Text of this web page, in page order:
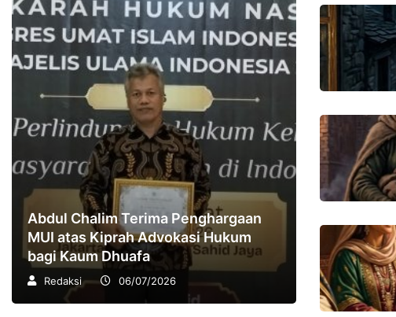
Abdul Chalim Terima Penghargaan
MUI atas Kiprah Advokasi Hukum
bagi Kaum Dhuafa
Redaksi 06/07/2026